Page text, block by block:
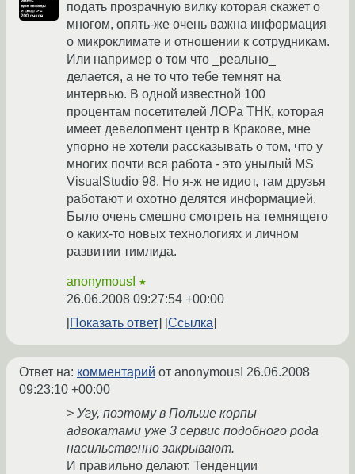
подать прозрачную вилку которая скажет о
многом, опять-же очень важна информация
о микроклимате и отношении к сотрудникам.
Или например о том что _реально_
делается, а не то что тебе темнят на
интервью. В одной известной 100
процентам посетителей ЛОРа ТНК, которая
имеет девелопмент центр в Кракове, мне
упорно не хотели рассказывать о том, что у
многих почти вся работа - это унылый MS
VisualStudio 98. Но я-ж не идиот, там друзья
работают и охотно делятся информацией.
Было очень смешно смотреть на темнящего
о каких-то новых технологиях и личном
развитии тимлида.
anonymousI ★
26.06.2008 09:27:54 +00:00
Показать ответ
Ссылка
Ответ на: комментарий от anonymousI 26.06.2008
09:23:10 +00:00
> Угу, поэтому в Польше корпы
адвокатами уже 3 сервис подобного рода
насильственно закрывают.
И правильно делают. Тенденции